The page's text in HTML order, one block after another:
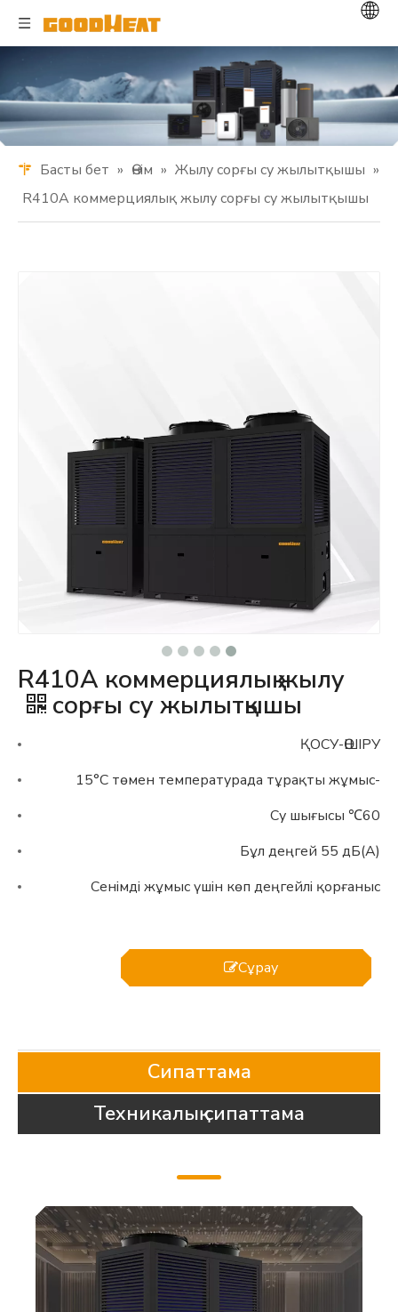
Басты бет » Өнім » Жылу сорғы су жылытқышы »
R410A коммерциялық жылу сорғы су жылытқышы
R410A коммерциялық жылу
сорғы су жылытқышы
ҚОСУ-ӨШІРУ
-15°C төмен температурада тұрақты жұмыс
60℃ Су шығысы
Бұл деңгей 55 дБ(А)
Сенімді жұмыс үшін көп деңгейлі қорғаныс
Сұрау
Сипаттама
Техникалық сипаттама